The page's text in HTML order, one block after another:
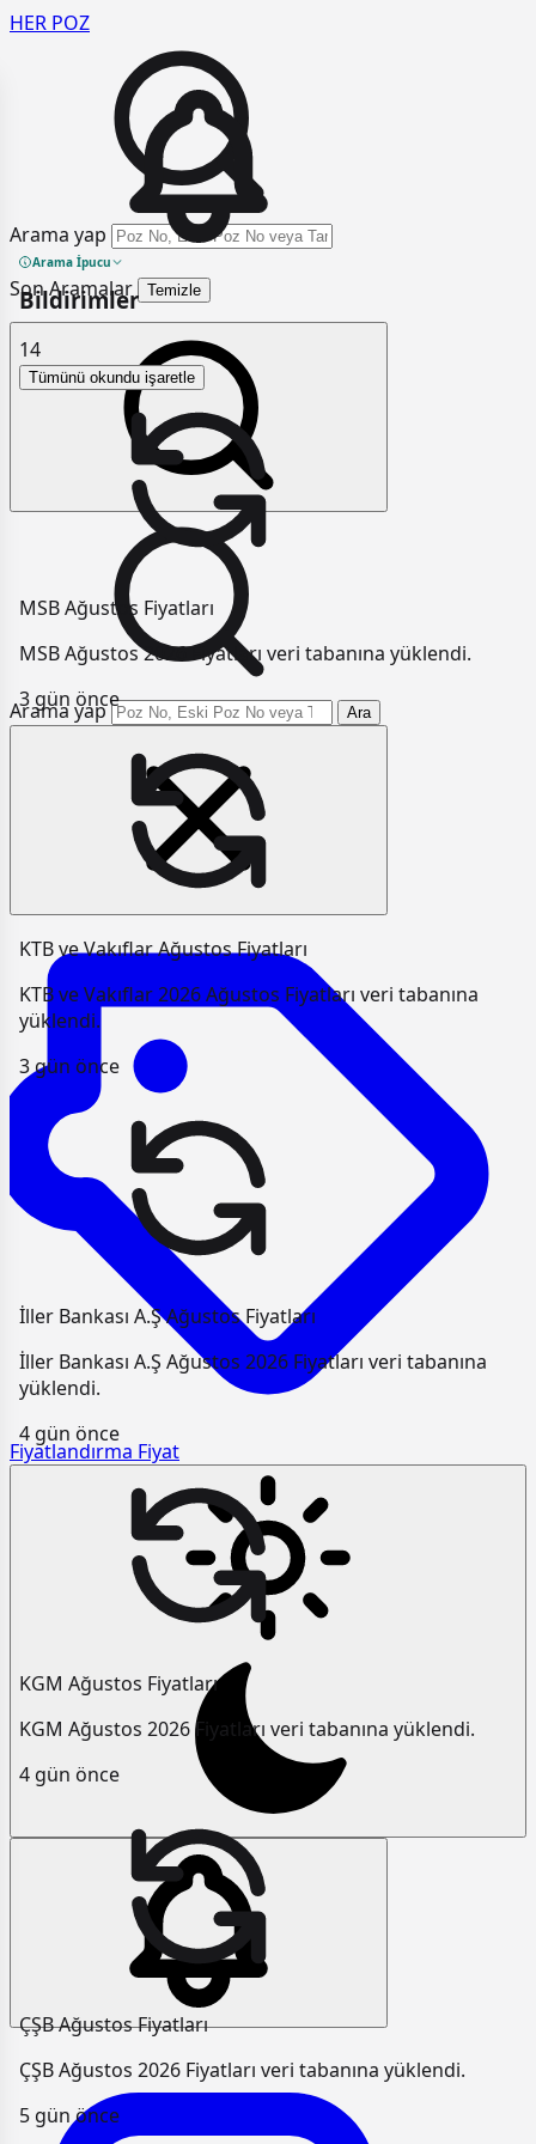
HER POZ
Arama yap
Arama İpucu
Son Aramalar Temizle
Arama yap Ara
Fiyatlandırma Fiyat
Bildirimler
14
Tümünü okundu işaretle
MSB Ağustos Fiyatları
MSB Ağustos 2026 Fiyatları veri tabanına yüklendi.
3 gün önce
KTB ve Vakıflar Ağustos Fiyatları
KTB ve Vakıflar 2026 Ağustos Fiyatları veri tabanına
yüklendi.
3 gün önce
İller Bankası A.Ş Ağustos Fiyatları
İller Bankası A.Ş Ağustos 2026 Fiyatları veri tabanına
yüklendi.
4 gün önce
KGM Ağustos Fiyatları
KGM Ağustos 2026 Fiyatları veri tabanına yüklendi.
4 gün önce
ÇŞB Ağustos Fiyatları
ÇŞB Ağustos 2026 Fiyatları veri tabanına yüklendi.
5 gün önce